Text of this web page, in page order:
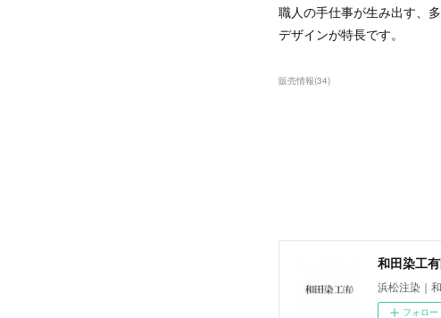
職人の手仕事が生み出す、
デザインが特長です。
販売情報(34)
和田染工
浜松注染｜
フォロー